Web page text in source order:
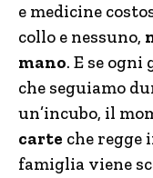
e medicine
collo e nessuno,
mano. E se ogni
che seguiamo
un’incubo, il
carte che regge
famiglia viene